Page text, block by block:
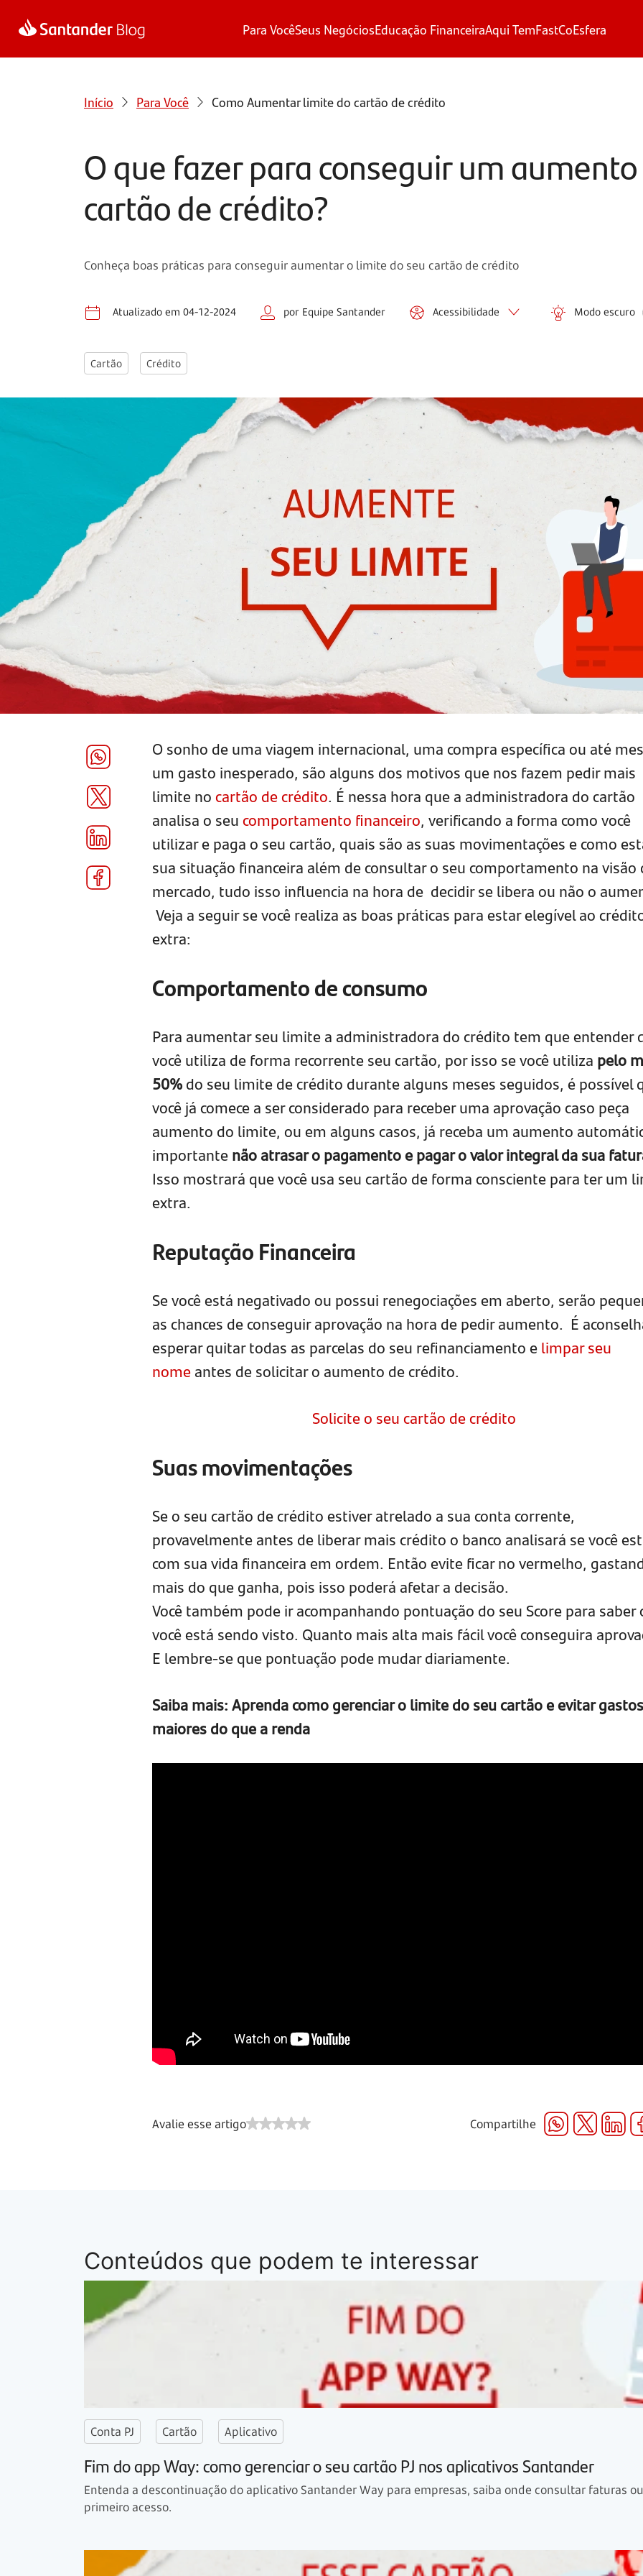
Para VocêSeus NegóciosEducação FinanceiraAqui TemFastCoEsfera
Início Para Você Como Aumentar limite do cartão de crédito
O que fazer para conseguir um
cartão de crédito?
Conheça boas práticas para conseguir aumentar o limite do seu cartão de crédito
Atualizado em 04-12-2024 por Equipe Santander Acessibilidade Modo escuro
Cartão Crédito
O sonho de uma viagem internacional, uma compra específica ou até
um gasto inesperado, são alguns dos motivos que nos fazem pedir mais
limite nocartão de crédito. É nessa hora que a administradora do cartão
analisa o seucomportamento financeiro, verificando a forma como você
utilizar e paga o seu cartão, quais são as suas movimentações e como
sua situação financeira além de consultar o seu comportamento na visão
mercado, tudo isso influencia na hora de decidir se libera ou não o
Veja a seguir se você realiza as boas práticas para estar elegível ao
extra:
Comportamento de consumo
Para aumentar seu limite a administradora do crédito tem que entender
você utiliza de forma recorrente seu cartão, por isso se você utiliza pelo
50%do seu limite de crédito durante alguns meses seguidos, é possível
você já comece a ser considerado para receber uma aprovação caso peça
aumento do limite, ou em alguns casos, já receba um aumento
importantenão atrasar o pagamento e pagar o valor integral da sua
Isso mostrará que você usa seu cartão de forma consciente para ter um
extra.
Reputação Financeira
Se você está negativado ou possui renegociações em aberto, serão
as chances de conseguir aprovação na hora de pedir aumento. É
esperar quitar todas as parcelas do seu refinanciamento elimpar seu
nomeantes de solicitar o aumento de crédito.
Solicite o seu cartão de crédito
Suas movimentações
Se o seu cartão de crédito estiver atrelado a sua conta corrente,
provavelmente antes de liberar mais crédito o banco analisará se você
com sua vida financeira em ordem. Então evite ficar no vermelho,
mais do que ganha, pois isso poderá afetar a decisão.
Você também pode ir acompanhando pontuação do seu Score para saber
você está sendo visto. Quanto mais alta mais fácil você conseguira
E lembre-se que pontuação pode mudar diariamente.
Saiba mais: Aprenda como gerenciar o limite do seu cartão e evitar gastos
maiores do que a renda
Avalie esse artigo Compartilhe
Conteúdos que podem te interessar
Conta PJ Cartão Aplicativo
Fim do app Way: como gerenciar o seu cartão PJ nos aplicativos Santander
Entenda a descontinuação do aplicativo Santander Way para empresas, saiba onde consultar faturas
primeiro acesso.